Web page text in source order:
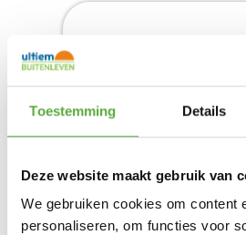
Toestemming Details
Deze website maakt gebruik van
We gebruiken cookies om content
personaliseren, om functies voor